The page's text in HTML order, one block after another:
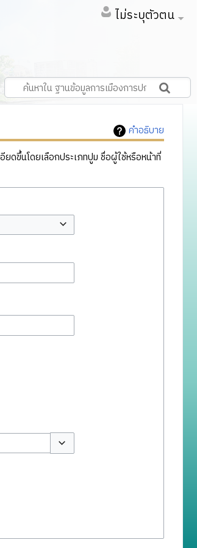
ไม่ระบุตัวตน
คำอธิบาย
ดขึ้นโดยเลือกประเภทปูม ชื่อผู้ใช้หรือหน้าที่
สลับตัวเลือก